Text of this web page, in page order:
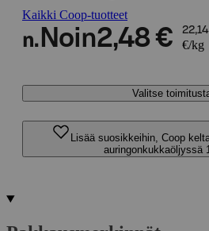
Kaikki Coop-tuotteet
n. Noin2,48 €
€/kg
Valitse
Lisää suosikkeihin, Coop
auringonkukkaöljyssä